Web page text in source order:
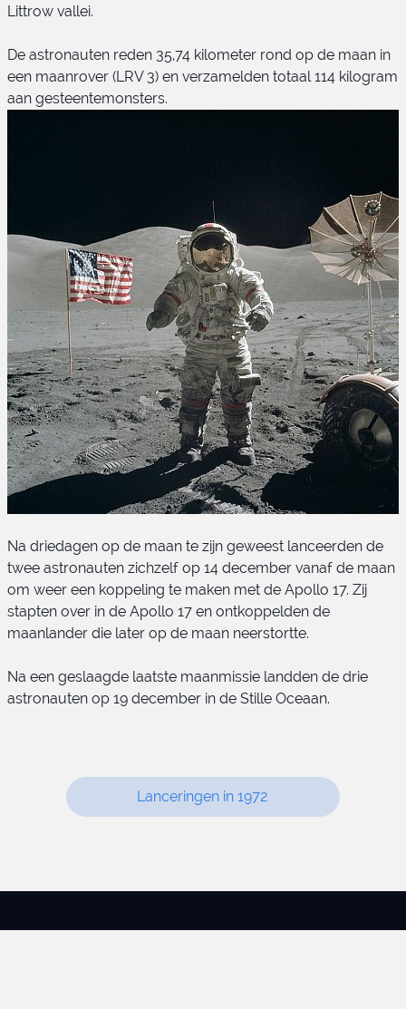
Landingsplaats Apollo 17
Littrow vallei.
De astronauten reden 35,74 kilometer rond op de maan in
een maanrover (LRV 3) en verzamelden totaal 114 kilogram
aan gesteentemonsters.
Cernan op de maan
Na driedagen op de maan te zijn geweest lanceerden de
twee astronauten zichzelf op 14 december vanaf de maan
om weer een koppeling te maken met de Apollo 17. Zij
stapten over in de Apollo 17 en ontkoppelden de
maanlander die later op de maan neerstortte.
Na een geslaagde laatste maanmissie landden de drie
astronauten op 19 december in de Stille Oceaan.